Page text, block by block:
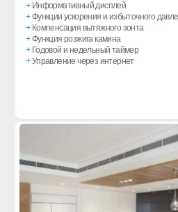
+Информативный дисплей
+Функции ускорения и избыточного
+Компенсация вытяжного зонта
+Функция розжига камина
+Годовой и недельный таймер
+Управление через интернет